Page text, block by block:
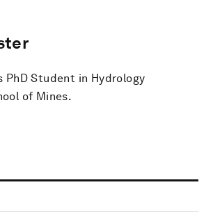
PhD Student in Hydrology
of Mines.